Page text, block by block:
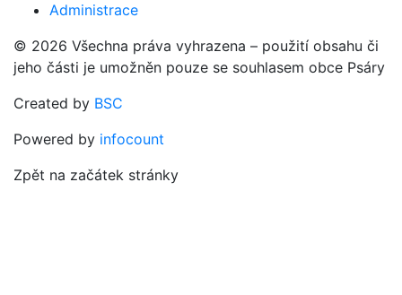
Administrace
© 2026 Všechna práva vyhrazena – použití obsahu či
jeho části je umožněn pouze se souhlasem obce Psáry
Created by BSC
Powered by infocount
Zpět na začátek stránky